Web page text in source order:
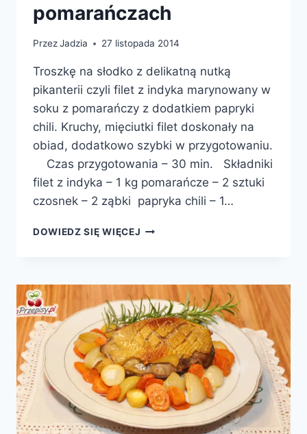
pomarańczach
PrzezJadzia 27 listopada 2014
Troszkę na słodko z delikatną nutką
pikanterii czyli filet z indyka marynowany w
soku z pomarańczy z dodatkiem papryki
chili. Kruchy, mięciutki filet doskonały na
obiad, dodatkowo szybki w przygotowaniu.
Czas przygotowania – 30 min. Składniki
filet z indyka – 1 kg pomarańcze – 2 sztuki
czosnek – 2 ząbki papryka chili – 1…
DOWIEDZ SIĘ WIĘCEJ FILET
POMARAŃCZACH